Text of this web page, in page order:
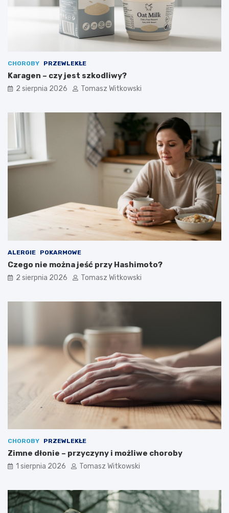
CHOROBY PRZEWLEKŁE
Karagen – czy jest szkodliwy?
2 sierpnia 2026 Tomasz Witkowski
ALERGIE POKARMOWE
Czego nie można jeść przy Hashimoto?
2 sierpnia 2026 Tomasz Witkowski
CHOROBY PRZEWLEKŁE
Zimne dłonie – przyczyny i możliwe choroby
1 sierpnia 2026 Tomasz Witkowski